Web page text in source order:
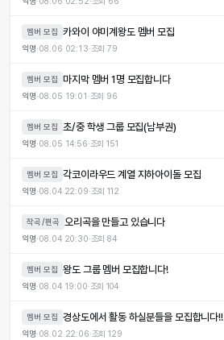
멤버 모집 카와이 야미계왕도 멤버 모집
익명·08.06 02:13·조회79
멤버 모집 마지막 멤버 1명 모집합니다
익명·08.05 19:01 ·조회 96
멤버 모집 초/중 학생 그룹 모집(남부권)
익명·08.05 14:56·조회151
멤버 모집 각코이라우드 계열 지하아이돌 모집
익명·08.04 22:09·조회112
작곡/편곡 오리곡을 만들고 있습니다
익명·08.04 20:30·조회84
멤버 모집 왕도 그룹 멤버 모집합니다!
익명·08.04 19:00·조회104
멤버 모집 경상도에서 활동 하실분들을 모집합니다!!
익명·08.02 22:06·조회129